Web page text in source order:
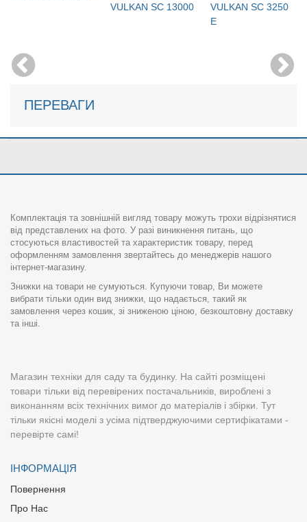
VULKAN SC 13000
VULKAN SC 3250
E
ПЕРЕВАГИ
Комплектація та зовнішній вигляд товару можуть трохи відрізнятися
від представлених на фото. У разі виникнення питань, що
стосуються властивостей та характеристик товару, перед
оформленням замовлення звертайтесь до менеджерів нашого
інтернет-магазину.
Знижки на товари не сумуються. Купуючи товар, Ви можете
вибрати тільки один вид знижки, що надається, такий як
замовлення через кошик, зі зниженою ціною, безкоштовну доставку
та інші.
Магазин техніки для саду та будинку. На сайті розміщені
товари тільки від перевірених постачальників, вироблені з
виконанням всіх технічних вимог до матеріалів і збірки. Тут
тільки якісні моделі з усіма підтверджуючими сертифікатами -
перевірте самі!
ІНФОРМАЦІЯ
Повернення
Про Нас